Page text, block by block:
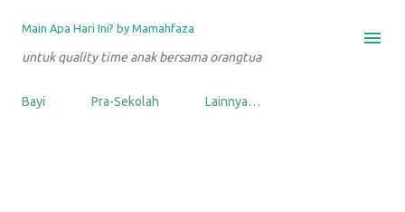
Langsung ke konten utama
Main Apa Hari Ini? by Mamahfaza
untuk quality time anak bersama orangtua
Bayi Pra-Sekolah Lainnya…